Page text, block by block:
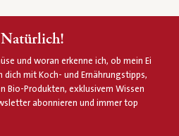
Natürlich!
und woran erkenne ich, ob mein Ei
mit Koch- und Ernährungstipps,
Bio-Produkten, exklusivem Wissen
abonnieren und immer top